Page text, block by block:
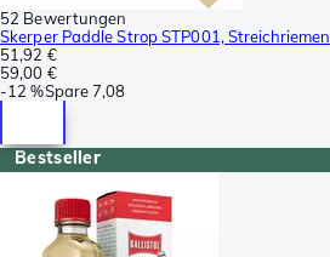
52 Bewertungen
Skerper Paddle Strop STP001, Streichriemen
51,92 €
59,00 €
-12 %Spare7,08
Bestseller